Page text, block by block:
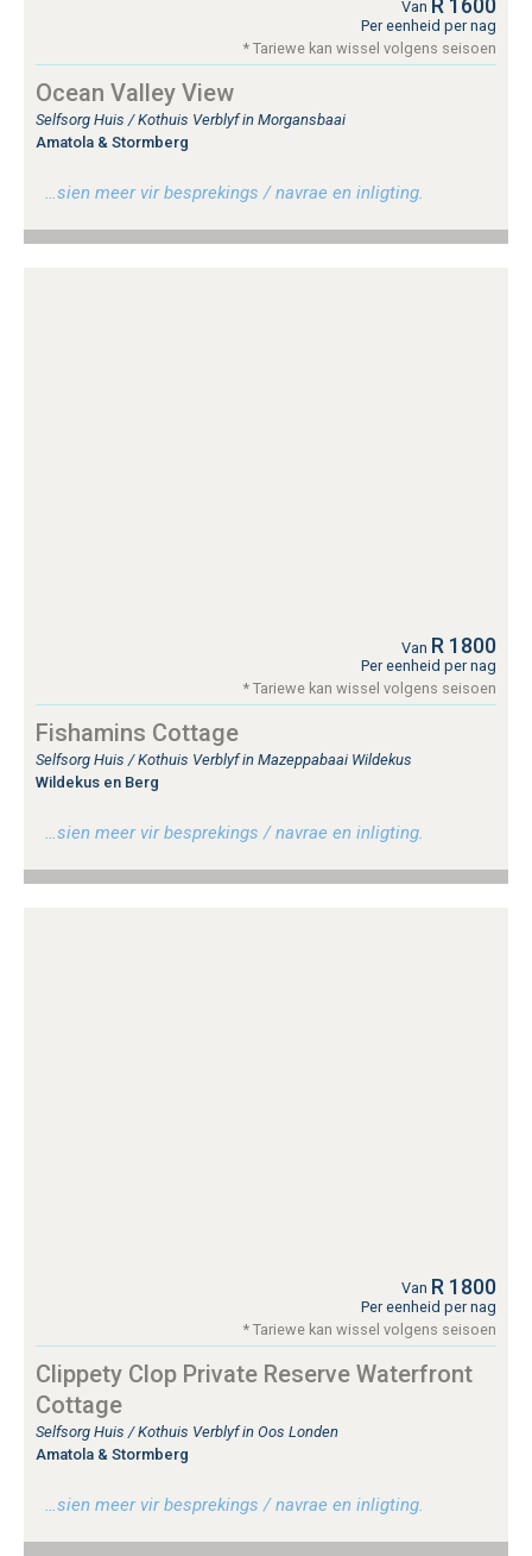
Van R 1600
Per eenheid per nag
* Tariewe kan wissel volgens seisoen
Ocean Valley View
Selfsorg Huis / Kothuis Verblyf in Morgansbaai
Amatola & Stormberg
…sien meer vir besprekings / navrae en inligting.
Van R 1800
Per eenheid per nag
* Tariewe kan wissel volgens seisoen
Fishamins Cottage
Selfsorg Huis / Kothuis Verblyf in Mazeppabaai Wildekus
Wildekus en Berg
…sien meer vir besprekings / navrae en inligting.
Van R 1800
Per eenheid per nag
* Tariewe kan wissel volgens seisoen
Clippety Clop Private Reserve Waterfront
Cottage
Selfsorg Huis / Kothuis Verblyf in Oos Londen
Amatola & Stormberg
…sien meer vir besprekings / navrae en inligting.